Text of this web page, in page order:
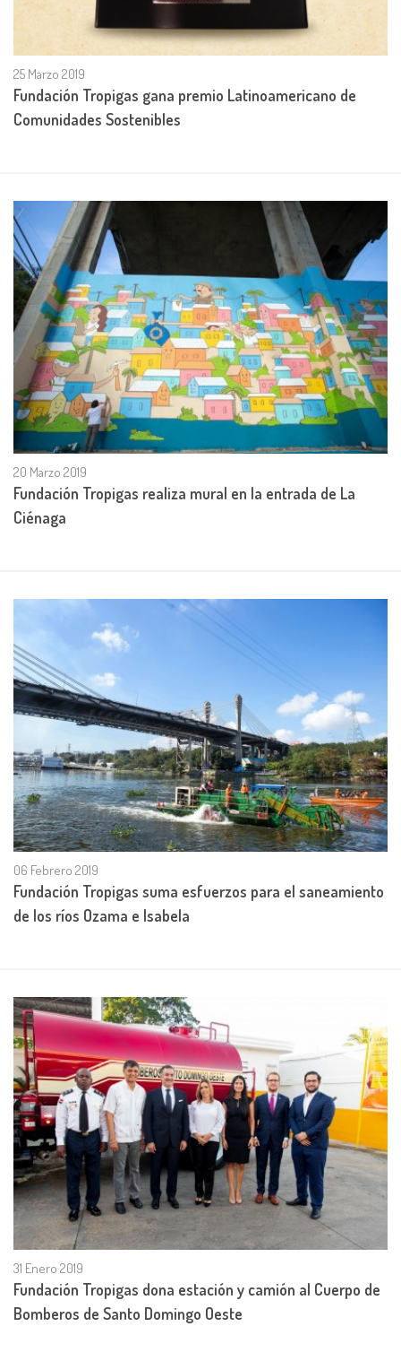
25 Marzo 2019
Fundación Tropigas gana premio Latinoamericano de
Comunidades Sostenibles
20 Marzo 2019
Fundación Tropigas realiza mural en la entrada de La
Ciénaga
06 Febrero 2019
Fundación Tropigas suma esfuerzos para el saneamiento
de los ríos Ozama e Isabela
31 Enero 2019
Fundación Tropigas dona estación y camión al Cuerpo de
Bomberos de Santo Domingo Oeste